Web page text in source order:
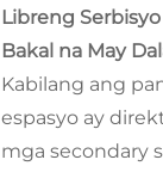
Libreng
Bakal na May
Kabilang ang
espasyo ay
mga secondary